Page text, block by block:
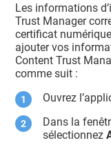
Les informations
Trust Manager
certificat
ajouter vos
Content Trust
comme suit :
Ouvrez
Dans la
sélectionnez